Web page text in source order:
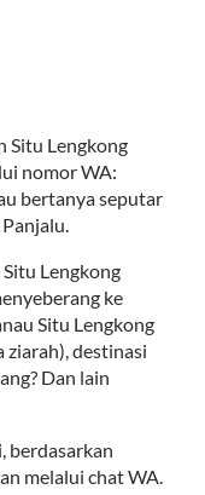
Situ Lengkong
nomor WA:
bertanya seputar
Lengkong
ke
Situ Lengkong
ziarah), destinasi
Dan lain
berdasarkan
melalui chat WA.